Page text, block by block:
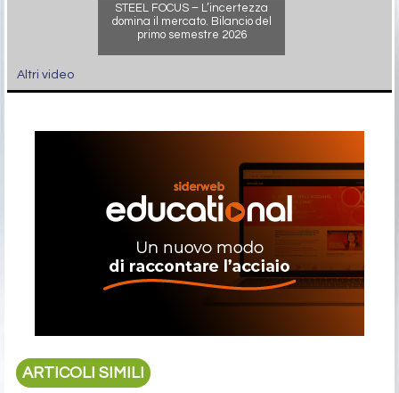
STEEL FOCUS – L’incertezza
domina il mercato. Bilancio del
primo semestre 2026
Altri video
ARTICOLI SIMILI